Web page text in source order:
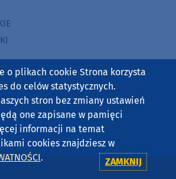
o plikach cookie Strona korzysta
do celów statystycznych.
stron bez zmiany ustawień
one zapisane w pamięci
informacji na temat
cookies znajdziesz w
. ZAMKNIJ